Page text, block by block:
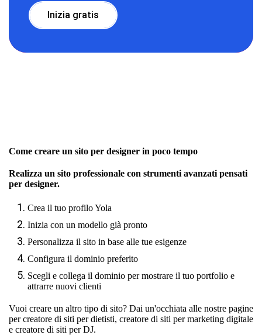
Inizia gratis
Come creare un sito per designer in poco tempo
Realizza un sito professionale con strumenti avanzati pensati
per designer.
Crea il tuo profilo Yola
Inizia con un modello già pronto
Personalizza il sito in base alle tue esigenze
Configura il dominio preferito
Scegli e collega il dominio per mostrare il tuo portfolio e
attrarre nuovi clienti
Vuoi creare un altro tipo di sito? Dai un'occhiata alle nostre pagine
percreatore di siti per dietisti, creatore di siti per marketing digitale
e creatore di siti per DJ.